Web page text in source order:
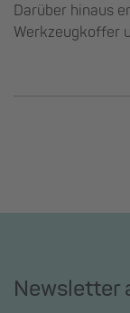
Darüber hinaus
Werkzeugkoffer
Newsletter